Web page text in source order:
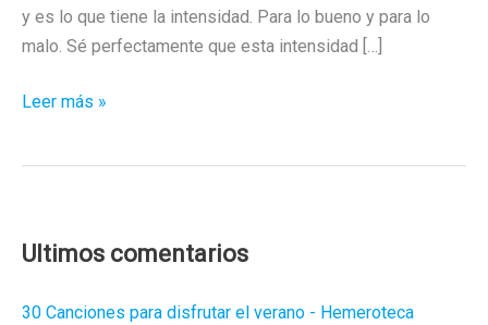
y es lo que tiene la intensidad. Para lo bueno y para lo
malo. Sé perfectamente que esta intensidad […]
La
Leer más »
Ultimos comentarios
30 Canciones para disfrutar el verano - Hemeroteca